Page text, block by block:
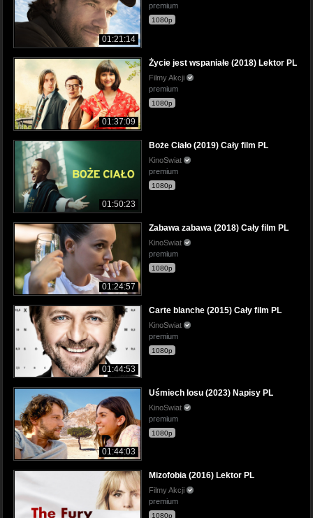
01:21:14
premium
1080p
01:37:09
Życie jest wspaniałe (2018) Lektor PL
Filmy Akcji
premium
1080p
01:50:23
Boże Ciało (2019) Cały film PL
KinoSwiat
premium
1080p
01:24:57
Zabawa zabawa (2018) Cały film PL
KinoSwiat
premium
1080p
01:44:53
Carte blanche (2015) Cały film PL
KinoSwiat
premium
1080p
01:44:03
Uśmiech losu (2023) Napisy PL
KinoSwiat
premium
1080p
Mizofobia (2016) Lektor PL
Filmy Akcji
premium
1080p